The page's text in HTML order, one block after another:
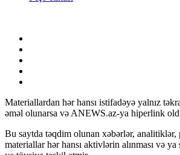
Materiallardan hər hansı istifadəyə yalnız
əməl olunarsa və ANEWS.az-ya hiperlink
Bu saytda təqdim olunan xəbərlər,
materiallar hər hansı aktivlərin alınması və ya